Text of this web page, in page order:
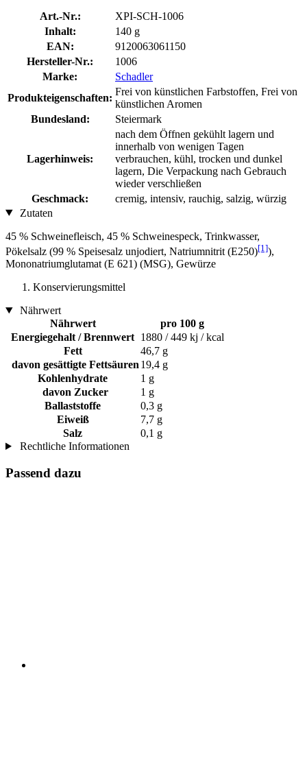
Art.-Nr.:
XPI-SCH-1006
Inhalt:
140 g
EAN:
9120063061150
Hersteller-Nr.:
1006
Marke:
Schadler
Produkteigenschaften:
Frei von künstlichen Farbstoffen, Frei von
künstlichen Aromen
Bundesland:
Steiermark
Lagerhinweis:
nach dem Öffnen gekühlt lagern und
innerhalb von wenigen Tagen
verbrauchen, kühl, trocken und dunkel
lagern, Die Verpackung nach Gebrauch
wieder verschließen
Geschmack:
cremig, intensiv, rauchig, salzig, würzig
Zutaten
45 % Schweinefleisch, 45 % Schweinespeck, Trinkwasser,
Pökelsalz (99 % Speisesalz unjodiert, Natriumnitrit (E250)[1]),
Mononatriumglutamat (E 621) (MSG), Gewürze
Konservierungsmittel
Nährwert
Nährwert
pro 100 g
Energiegehalt / Brennwert 1880 / 449 kj / kcal
Fett
46,7 g
davon gesättigte Fettsäuren 19,4 g
Kohlenhydrate
1 g
davon Zucker
1 g
Ballaststoffe
0,3 g
Eiweiß
7,7 g
Salz
0,1 g
Rechtliche Informationen
Passend dazu